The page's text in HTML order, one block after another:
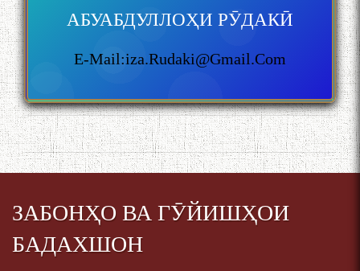
АБУАБДУЛЛОҲИ РӮДАКӢ
E-Mail:iza.rudaki@gmail.com
ЗАБОНҲО ВА ГӮЙИШҲОИ
БАДАХШОН